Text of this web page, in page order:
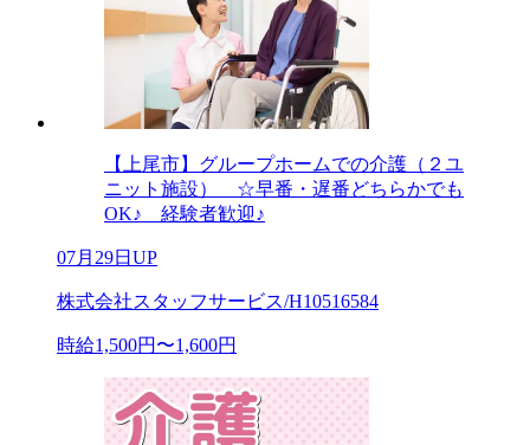
【上尾市】グループホームでの介護（２ユ
ニット施設） ☆早番・遅番どちらかでも
OK♪ 経験者歓迎♪
07月29日UP
株式会社スタッフサービス/H10516584
時給1,500円〜1,600円